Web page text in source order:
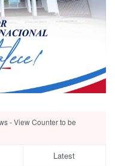
- View Counter to be
Latest